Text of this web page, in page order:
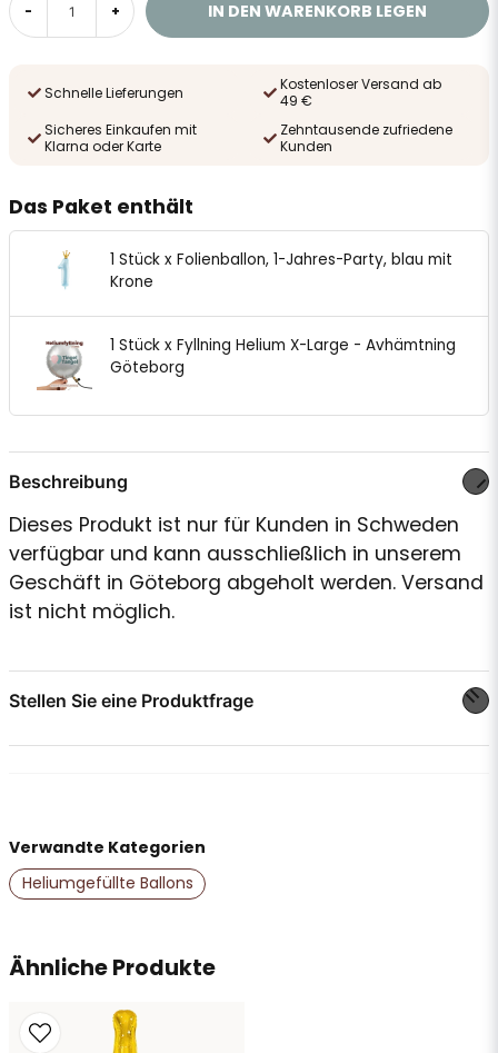
- + IN DEN WARENKORB LEGEN
Schnelle Lieferungen
Kostenloser Versand ab
49 €
Sicheres Einkaufen mit
Klarna oder Karte
Zehntausende zufriedene
Kunden
Das Paket enthält
1 Stück x Folienballon, 1-Jahres-Party, blau mit
Krone
1 Stück x Fyllning Helium X-Large - Avhämtning
Göteborg
Beschreibung
Dieses Produkt ist nur für Kunden in Schweden
verfügbar und kann ausschließlich in unserem
Geschäft in Göteborg abgeholt werden. Versand
ist nicht möglich.
Stellen Sie eine Produktfrage
name
Name
email
E-Mail-Adresse
Ähnliche Produkte
Verwandte Kategorien
Heliumgefüllte Ballons